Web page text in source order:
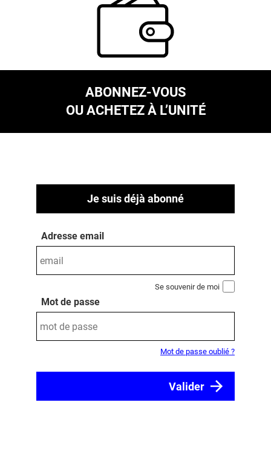
ABONNEZ-VOUS
OU ACHETEZ À L’UNITÉ
Je suis déjà abonné
Adresse email
Se souvenir de moi
Mot de passe
Mot de passe oublié ?